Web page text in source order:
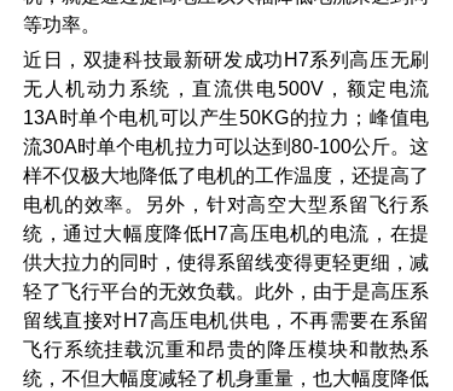
等功率。
近日，双捷科技最新研发成功 H7系列高压无刷
无人机动力系统，直流供电500V，额定电流
13A时单个电机可以产生50KG的拉力；峰值电
流30A时单个电机拉力可以达到 80-100公斤。这
样不仅极大地降低了电机的工作温度，还提高了
电机的效率。另外，针对高空大型系留飞行系
统，通过大幅度降低H7高压电机的电流，在提
供大拉力的同时，使得系留线变得更轻更细，减
轻了飞行平台的无效负载。此外，由于是高压系
留线直接对H7高压电机供电，不再需要在系留
飞行系统挂载沉重和昂贵的降压模块和散热系
统，不但大幅度减轻了机身重量，也大幅度降低